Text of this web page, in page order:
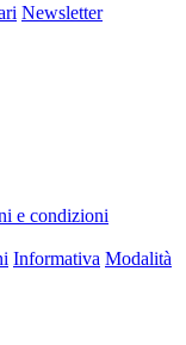
Newsletter
e condizioni
Informativa Modalità